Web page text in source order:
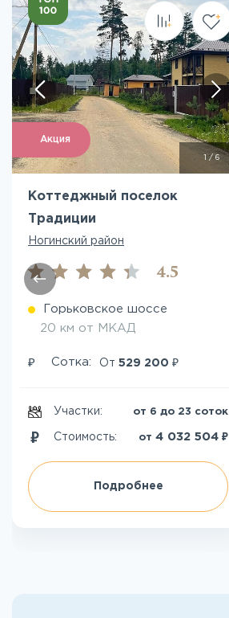
Акция
1 /6
Коттеджный поселок
Традиции
Ногинский район
4.5
Горьковское шоссе
20 км от МКАД
₽ Сотка: От 529 200 ₽
Участки: от 6 до 23 соток
Стоимость: от 4 032 504 ₽
Подробнее